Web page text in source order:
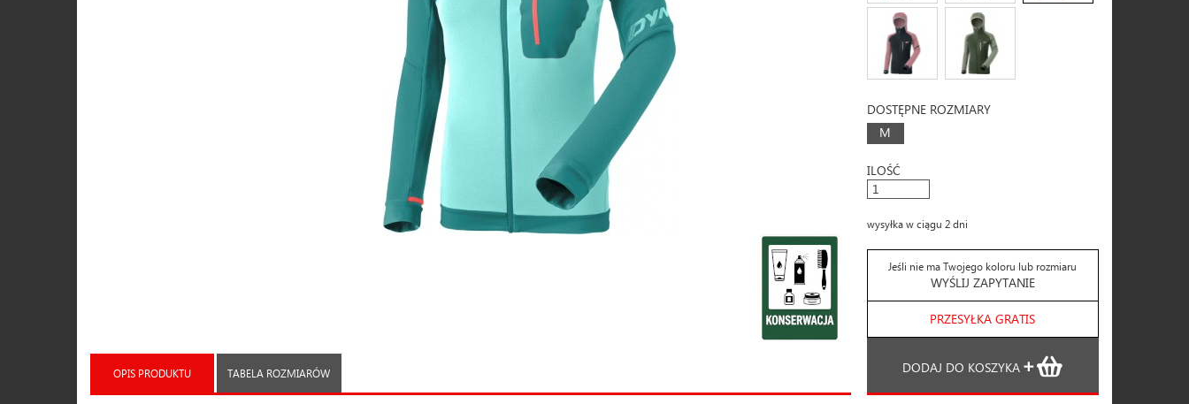
OPIS PRODUKTU TABELA ROZMIARÓW
DOSTĘPNE ROZMIARY
M
ILOŚĆ
wysyłka w ciągu 2 dni
Jeśli nie ma Twojego koloru lub rozmiaru
WYŚLIJ ZAPYTANIE
PRZESYŁKA GRATIS
DODAJ DO KOSZYKA